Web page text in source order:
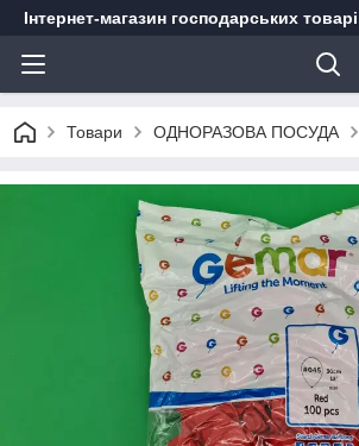
Інтернет-магазин господарських
Товари ОДНОРАЗОВА ПОСУДА